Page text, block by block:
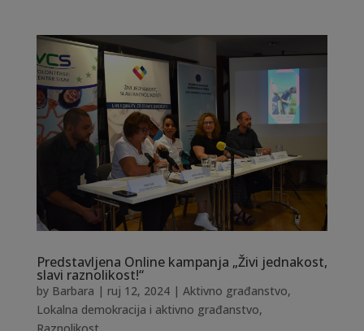
Predstavljena Online kampanja „Živi jednakost,
slavi raznolikost!“
by Barbara | ruj 12, 2024| Aktivno građanstvo,
Lokalna demokracija i aktivno građanstvo,